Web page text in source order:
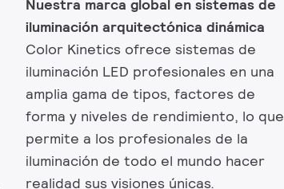
Nuestra marca global en sistemas de
iluminación arquitectónica dinámica
Color Kinetics ofrece sistemas de
iluminación LED profesionales en una
amplia gama de tipos, factores de
forma y niveles de rendimiento, lo que
permite a los profesionales de la
iluminación de todo el mundo hacer
realidad sus visiones únicas.